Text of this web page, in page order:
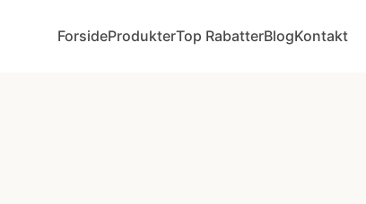
ForsideProdukterTop RabatterBlogKontakt